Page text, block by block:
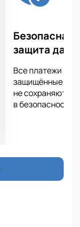
Безопасная
защита
Все платежи
защищённые
не сохраняются
в безопасности.